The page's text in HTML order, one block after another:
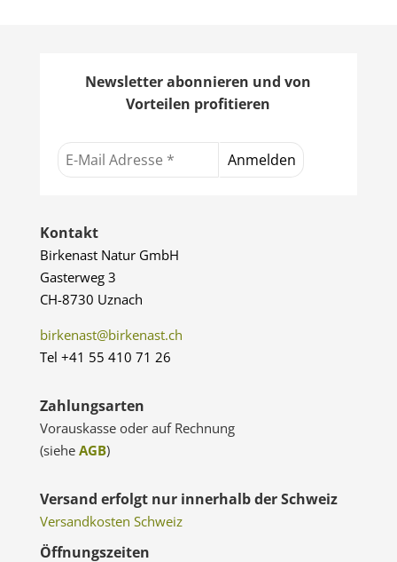
Newsletter abonnieren und von
Vorteilen profitieren
Kontakt
Birkenast Natur GmbH
Gasterweg 3
CH-8730 Uznach
birkenast@birkenast.ch
Tel +41 55 410 71 26
Zahlungsarten
Vorauskasse oder auf Rechnung
(siehe AGB)
Versand erfolgt nur innerhalb der Schweiz
Versandkosten Schweiz
Öffnungszeiten